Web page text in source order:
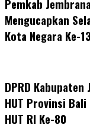
Pemkab
Mengucapkan
Kota Negara Ke-
DPRD
HUT Provinsi Bali
HUT RI Ke-80